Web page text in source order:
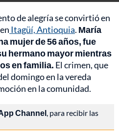
de alegría se convirtió en
Itagüí, Antioquia. María
mujer de 56 años, fue
hermano mayor mientras
en familia. El crimen, que
domingo en la vereda
en la comunidad.
Channel, para recibir las